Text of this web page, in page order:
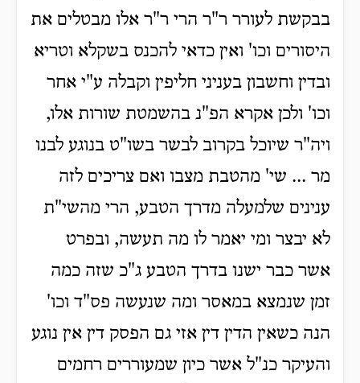
בבקשת לעורר ר"ר הרי ר"ר אלו מבטלים את
היסורים וכו' ואין כדאי להכנס בשקלא וטריא
ובדין וחשבון בעניני חליפין וקבלה ע"י אחר
וכו' ולכן אקרא הפ"נ בהשמטת שורות אלו,
ויה"ר שיוכל בקרוב לבשר בשו"ט בנוגע לבנו
מר ... שי' מהטבת מצבו ואם צריכים לזה
ענינים שלמעלה מדרך הטבע, הרי מהשי"ת
לא יבצר ומי יאמר לו מה תעשה, ובפרט
אשר כבר ישנו בדרך הטבע ג"כ שזה כמה
זמן שנמצא במאסר ומה שנעשה פס"ד וכו'
הנה כשאין הדין דין אזי גם הפסק דין אין נוגע
והעיקר כנ"ל אשר כיון שמעוררים רחמים